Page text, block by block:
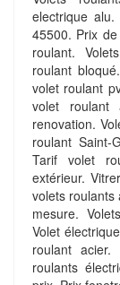
electrique
45500. Prix
roulant.
roulant
volet roulant
volet roulant
renovation.
roulant Saint-
Tarif volet
extérieur.
volets roulants
mesure.
Volet
roulant
roulants